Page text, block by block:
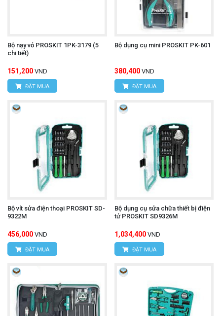
Bộ nạy vỏ PROSKIT 1PK-3179 (5
chi tiết)
151,200 VND
ĐẶT MUA
Bộ dụng cụ mini PROSKIT PK-601
380,400 VND
ĐẶT MUA
Bộ vít sửa điện thoại PROSKIT SD-
9322M
456,000 VND
ĐẶT MUA
Bộ dụng cụ sửa chữa thiết bị điện
tử PROSKIT SD9326M
1,034,400 VND
ĐẶT MUA